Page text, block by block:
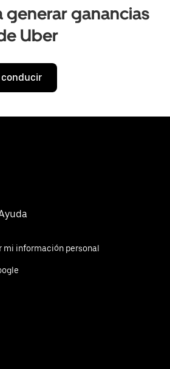
generar ganancias
Uber
mi información personal